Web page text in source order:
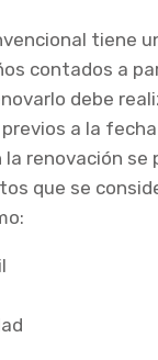
tiene
contados a
debe
a la
renovación se
que se